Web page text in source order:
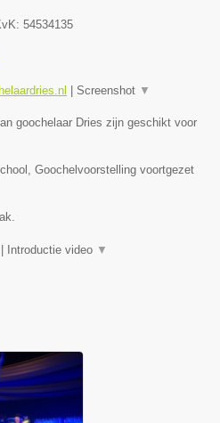
54534135
Screenshot ▼
goochelaar Dries zijn geschikt voor
Goochelvoorstelling voortgezet
Introductie video ▼